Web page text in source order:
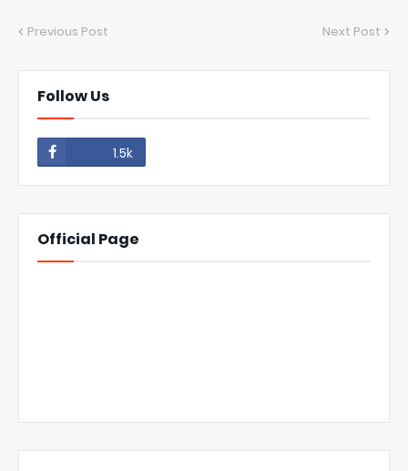
Previous Post Next Post
Follow Us
1.5k
Official Page